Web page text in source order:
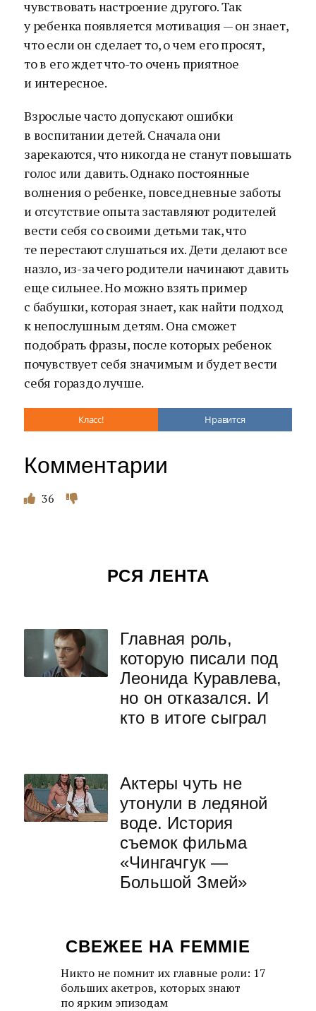
чувствовать настроение другого. Так
у ребенка появляется мотивация — он знает,
что если он сделает то, о чем его просят,
то в его ждет что-то очень приятное
и интересное.
Взрослые часто допускают ошибки
в воспитании детей. Сначала они
зарекаются, что никогда не станут повышать
голос или давить. Однако постоянные
волнения о ребенке, повседневные заботы
и отсутствие опыта заставляют родителей
вести себя со своими детьми так, что
те перестают слушаться их. Дети делают все
назло, из-за чего родители начинают давить
еще сильнее. Но можно взять пример
с бабушки, которая знает, как найти подход
к непослушным детям. Она сможет
подобрать фразы, после которых ребенок
почувствует себя значимым и будет вести
себя гораздо лучше.
Класс! Нравится
Комментарии
36
РСЯ ЛЕНТА
Главная роль,
которую писали под
Леонида Куравлева,
но он отказался. И
кто в итоге сыграл
Актеры чуть не
утонули в ледяной
воде. История
съемок фильма
«Чингачгук —
Большой Змей»
СВЕЖЕЕ НА FEMMIE
Никто не помнит их главные роли: 17
больших акетров, которых знают
по ярким эпизодам